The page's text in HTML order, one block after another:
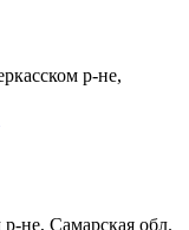
р-не,
не, Самарская обл.